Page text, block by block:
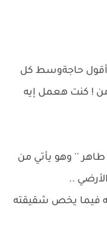
أقول حاجةوسط كل
! كنت هعمل إيه
'' وهو يأتي من
..
فيما يخص شقيقته